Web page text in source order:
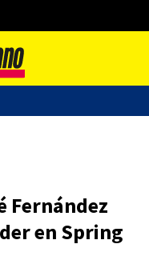
Fernández
en Spring